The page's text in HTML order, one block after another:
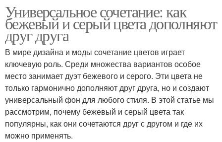
Универсальное сочетание: как
бежевый и серый цвета дополняют
друг друга
В мире дизайна и моды сочетание цветов играет
ключевую роль. Среди множества вариантов особое
место занимает дуэт бежевого и серого. Эти цвета не
только гармонично дополняют друг друга, но и создают
универсальный фон для любого стиля. В этой статье мы
рассмотрим, почему бежевый и серый цвета так
популярны, как они сочетаются друг с другом и где их
можно применять.